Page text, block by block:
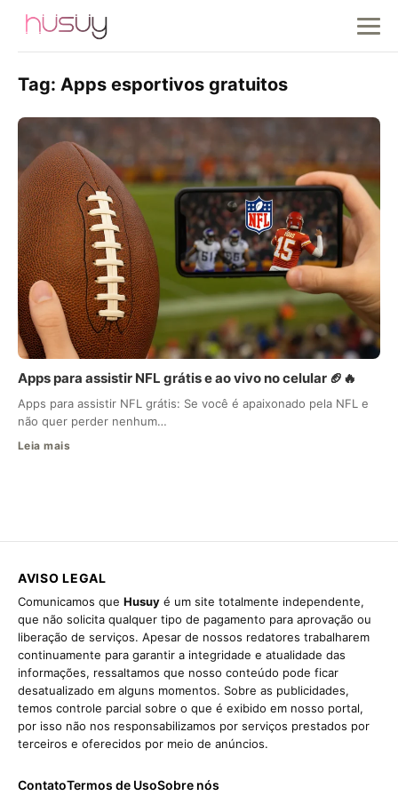
Tag: Apps esportivos gratuitos
Apps para assistir NFL grátis e ao vivo no celular 🏈🔥
Apps para assistir NFL grátis: Se você é apaixonado pela NFL e
não quer perder nenhum…
Leia mais
AVISO LEGAL
Comunicamos que Husuy é um site totalmente independente,
que não solicita qualquer tipo de pagamento para aprovação ou
liberação de serviços. Apesar de nossos redatores trabalharem
continuamente para garantir a integridade e atualidade das
informações, ressaltamos que nosso conteúdo pode ficar
desatualizado em alguns momentos. Sobre as publicidades,
temos controle parcial sobre o que é exibido em nosso portal,
por isso não nos responsabilizamos por serviços prestados por
terceiros e oferecidos por meio de anúncios.
ContatoTermos de UsoSobre nós